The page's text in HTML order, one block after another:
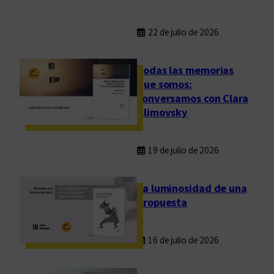
22 de julio de 2026
Todas las memorias
que somos:
conversamos con Clara
Klimovsky
19 de julio de 2026
La luminosidad de una
propuesta
16 de julio de 2026